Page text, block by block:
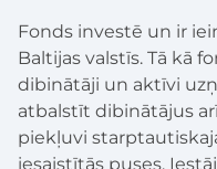
Fonds investē un ir
Baltijas valstīs. Tā kā
dibinātāji un aktīvi
atbalstīt dibinātājus
piekļuvi
iesaistītās puses.